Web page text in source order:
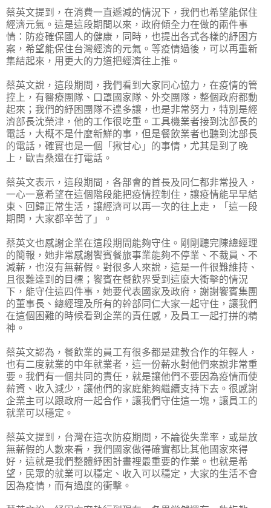
蔡英文提到，在消費一直遞減的情況下，我們也希望能保住
經濟元氣。這是這段期間以來，政府傾全力在做的兩件事
情：防疫確保國人的健康，同時，也提出各式各樣的紓困方
案，希望能保住台灣經濟的元氣。等疫情過後，可以再重新
集結起來，用更大的力道把經濟往上推。
蔡英文說，這段期間，我們看到大家同心協力，在疫情的管
控上，有醫療團隊、口罩國家隊、外交團隊，整個政府都動
起來；我們的紓困團隊不遑多讓，也是非常努力，特別是經
濟部長沈榮津，他的工作很吃重。工具機業者接到沈部長的
電話，大概不是什麼新鮮的事，但是餐飲業者也聽到沈部長
的電話，確實也是一個「揪甘心」的事情，尤其是到了晚
上，歐吉桑還在打電話。
蔡英文表示，這段期間，各部會的首長及同仁都非常投入，
一心一意希望在這個階段能把疫情控制住，讓疫情能早早結
束、回歸正常生活，讓經濟可以再一次的往上走，「這一段
期間，大家都辛苦了」。
蔡英文也感謝企業在這段期間能夠守住。剛剛聽完陳總經理
的簡報，她非常感謝饗賓餐旅事業能夠不停業、不裁員、不
減薪，也沒有無薪假。對很多人來說，這是一件很難維持、
且很難達到的目標；饗賓在餐飲界受到這麼大衝擊的情況
下，能守住這四件事，她要代表國家及政府，謝謝饗賓集團
的董事長、總經理及所有的幹部同仁大家一起守住，讓我們
在這個困難的時候看到企業的責任感，及員工一起打拼的精
神。
蔡英文認為，餐飲業的員工有很多都是建教合作的年輕人，
也有二度就業的中年就業者，這一份薪水對他們來說非常重
要。我們有一個共同的責任，就是讓他們不要因為疫情而使
薪資、收入減少，讓他們的家庭能夠繼續支持下去。很感謝
企業主可以跟政府一起合作，讓我們守住這一塊，讓員工的
就業可以穩定。
蔡英文提到，台灣在這次防疫期間，不論從失業率，或是放
無薪假的人數來看，我們國家做得確實都比其他國家來得
好，這就是我們整體紓困計畫裡最重要的作業。也就是希
望，民眾的就業可以穩定、收入可以穩定，大家的生活不會
因為疫情，而有過度的衝擊。